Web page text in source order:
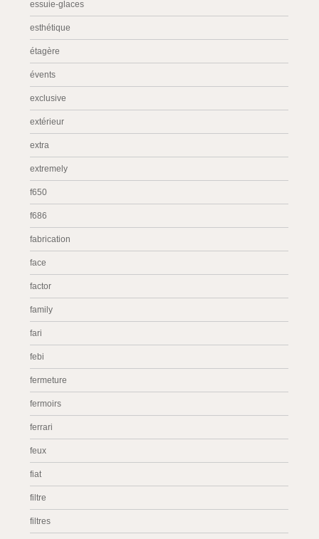
essuie-glaces
esthétique
étagère
évents
exclusive
extérieur
extra
extremely
f650
f686
fabrication
face
factor
family
fari
febi
fermeture
fermoirs
ferrari
feux
fiat
filtre
filtres